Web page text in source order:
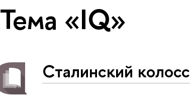
Тема «IQ»
Сталинский колосс